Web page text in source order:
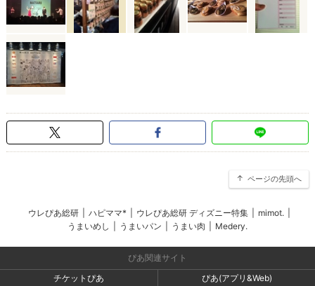
ページの先頭へ
ウレぴあ総研 ハピママ* ウレぴあ総研 ディズニー特集 mimot.
うまいめし
うまいパン うまい肉 Medery.
ぴあ関連サイト
チケットぴあ
ぴあ(アプリ&Web)